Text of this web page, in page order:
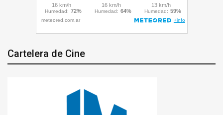
Cartelera de Cine